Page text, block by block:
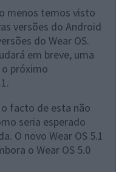
menos temos visto
versões do Android
do Wear OS.
em breve, uma
próximo
facto de esta não
seria esperado
O novo Wear OS 5.1
o Wear OS 5.0